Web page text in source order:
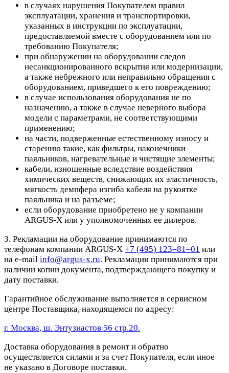
в случаях нарушения Покупателем правил
эксплуатации, хранения и транспортировки,
указанных в инструкции по эксплуатации,
предоставляемой вместе с оборудованием или по
требованию Покупателя;
при обнаружении на оборудовании следов
несанкционированного вскрытия или модернизации,
а также небрежного или неправильно обращения с
оборудованием, приведшего к его повреждению;
в случае использования оборудования не по
назначению, а также в случае неверного выбора
модели с параметрами, не соответствующими
применению;
на части, подверженные естественному износу и
старению такие, как фильтры, наконечники
паяльников, нагревательные и чистящие элементы;
кабели, изношенные вследствие воздействия
химических веществ, снижающих их эластичность,
мягкость демпфера изгиба кабеля на рукоятке
паяльника и на разъеме;
если оборудование приобретено не у компании
ARGUS-X или у уполномоченных ее дилеров.
3. Рекламации на оборудование принимаются по
телефонам компании ARGUS-X +7 (495) 123–81–01 или
на e-mail info@argus-x.ru. Рекламации принимаются при
наличии копии документа, подтверждающего покупку и
дату поставки.
Гарантийное обслуживание выполняется в сервисном
центре Поставщика, находящемся по адресу:
г. Москва, ш. Энтузиастов 56 стр.20.
Доставка оборудования в ремонт и обратно
осуществляется силами и за счет Покупателя, если иное
не указано в Договоре поставки.